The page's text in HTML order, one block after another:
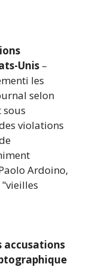
Unis –
les
selon
violations
Ardoino,
accusations